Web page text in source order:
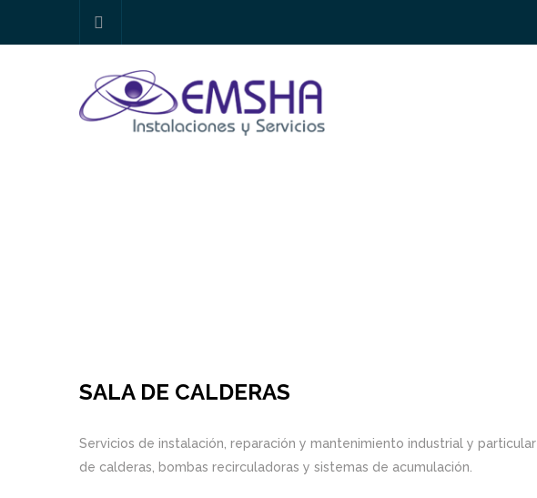
SALA DE CALDERAS
Servicios de instalación, reparación y mantenimiento industrial y particular
de calderas, bombas recirculadoras y sistemas de acumulación.